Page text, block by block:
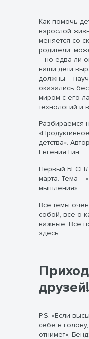
Как помочь
взрослой
меняется со
родители,
― но едва ли
наши дети
должны ―
оказались
миром с его
технологий и
Разбираемся
детства».
Евгения Гин.
Первый
марта. Тема –
мышления».
Все темы
собой, все о
важные. Все
здесь.
друзей!
P.S. «Если
себе в
отнимет»,